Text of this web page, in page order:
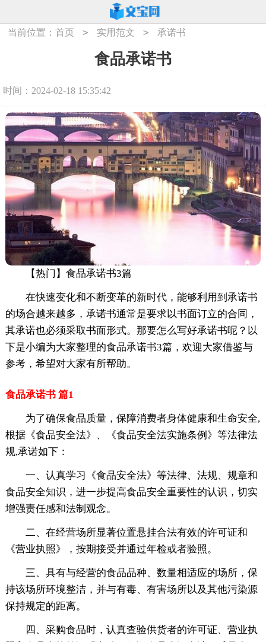
当前位置：首页 > 实用范文 > 承诺书
食品承诺书
时间：2024-02-18 15:35:42
【热门】食品承诺书3篇
在快速变化和不断变革的新时代，能够利用到承诺书
的场合越来越多，承诺书通常是要求以书面订立的合同，
其承诺也必须采取书面形式。那要怎么写好承诺书呢？以
下是小编为大家整理的食品承诺书3篇，欢迎大家借鉴与
参考，希望对大家有所帮助。
食品承诺书 篇1
为了确保食品质量，保障消费者身体健康和生命安全,
根据《食品安全法》、《食品安全法实施条例》等法律法
规,承诺如下：
一、认真学习《食品安全法》等法律、法规、规章和
食品安全知识，进一步提高食品安全重要性的认识，切实
增强责任感和法制观念。
二、在经营场所显著位置悬挂合法有效的许可证和
《营业执照》，按期接受并通过年检或者验照。
三、具有与经营的食品品种、数量相适应的场所，保
持该场所环境整洁，并与有毒、有害场所以及其他污染源
保持规定的距离。
四、采购食品时，认真查验供货者的许可证、营业执